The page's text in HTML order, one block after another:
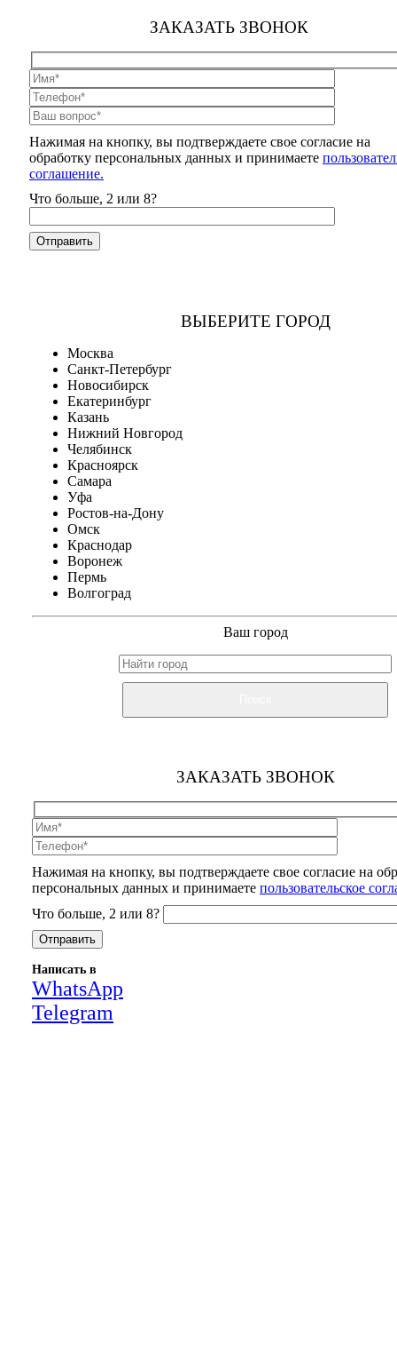
ЗАКАЗАТЬ ЗВОНОК
Нажимая на кнопку, вы подтверждаете свое согласие на
обработку персональных данных и принимаете
соглашение.
Что больше, 2 или 8?
ВЫБЕРИТЕ ГОРОД
Москва
Санкт-Петербург
Новосибирск
Екатеринбург
Казань
Нижний Новгород
Челябинск
Красноярск
Самара
Уфа
Ростов-на-Дону
Омск
Краснодар
Воронеж
Пермь
Волгоград
Ваш город
ЗАКАЗАТЬ ЗВОНОК
Нажимая на кнопку, вы подтверждаете свое согласие на
персональных данных и принимаете пользовательское
Что больше, 2 или 8?
Написать в
WhatsApp
Telegram